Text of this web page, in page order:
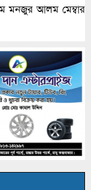
মনজুর আলম মেম্বার